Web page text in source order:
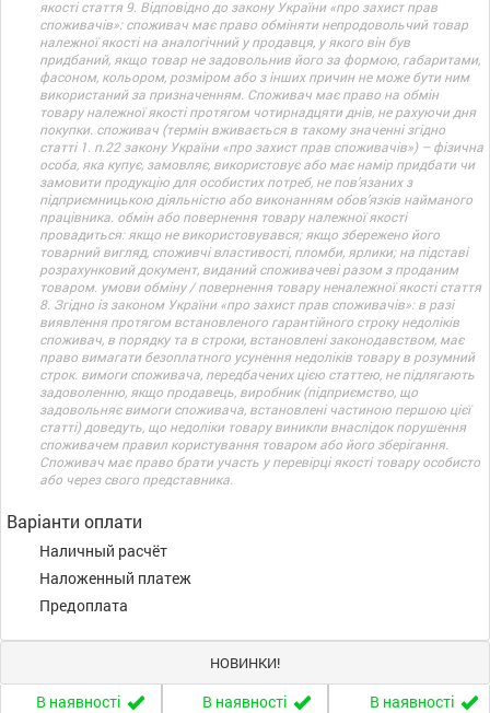
якості стаття 9. Відповідно до закону України «про захист прав
споживачів»: споживач має право обміняти непродовольчий товар
належної якості на аналогічний у продавця, у якого він був
придбаний, якщо товар не задовольнив його за формою, габаритами,
фасоном, кольором, розміром або з інших причин не може бути ним
використаний за призначенням. Споживач має право на обмін
товару належної якості протягом чотирнадцяти днів, не рахуючи дня
покупки. споживач (термін вживається в такому значенні згідно
статті 1. п.22 закону України «про захист прав споживачів») – фізична
особа, яка купує, замовляє, використовує або має намір придбати чи
замовити продукцію для особистих потреб, не пов’язаних з
підприємницькою діяльністю або виконанням обов’язків найманого
працівника. обмін або повернення товару належної якості
провадиться: якщо не використовувався; якщо збережено його
товарний вигляд, споживчі властивості, пломби, ярлики; на підставі
розрахунковий документ, виданий споживачеві разом з проданим
товаром. умови обміну / повернення товару неналежної якості стаття
8. Згідно із законом України «про захист прав споживачів»: в разі
виявлення протягом встановленого гарантійного строку недоліків
споживач, в порядку та в строки, встановлені законодавством, має
право вимагати безоплатного усунення недоліків товару в розумний
строк. вимоги споживача, передбачених цією статтею, не підлягають
задоволенню, якщо продавець, виробник (підприємство, що
задовольняє вимоги споживача, встановлені частиною першою цієї
статті) доведуть, що недоліки товару виникли внаслідок порушення
споживачем правил користування товаром або його зберігання.
Споживач має право брати участь у перевірці якості товару особисто
або через свого представника.
Варіанти оплати
Наличный расчёт
Наложенный платеж
Предоплата
НОВИНКИ!
В наявності В наявності В наявності